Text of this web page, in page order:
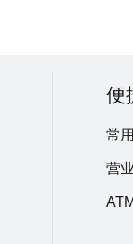
便
常
营